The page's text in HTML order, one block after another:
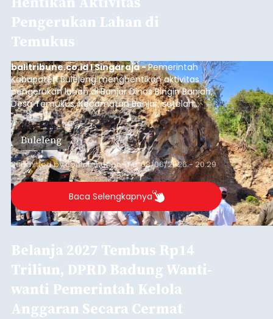
Pengerukan Lahan di
Temukus
balitribune.co.id I Singaraja -Pemerintah
Kabupaten Buleleng menghentikan aktivitas
pengerukan lahan di Banjar Dinas Bingin Banjah,
Desa Temukus, Kecamatan Banjar, setelah
ditemukan indikasi kegiatan pengambilan
material yang tidak sesuai dengan peruntukan
kawasan.
Buleleng
Submitted bycontributoronThu, 08/06/2026 - 20:29
Baca Selengkapnya
Belanja 2027 Tembus Rp14
Triliun, DPRD Badung Wanti-
wanti Pemerintah Kelola
Anggaran Secara Cermat